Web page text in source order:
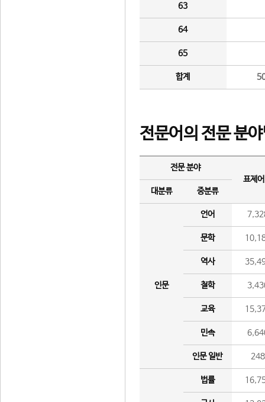
63
64
65
합계
전문어의 전문 분
전문 분야
표제
대분류
중분류
인문
언어
문학
역사
철학
교육
민속
인문 일반 248
법률